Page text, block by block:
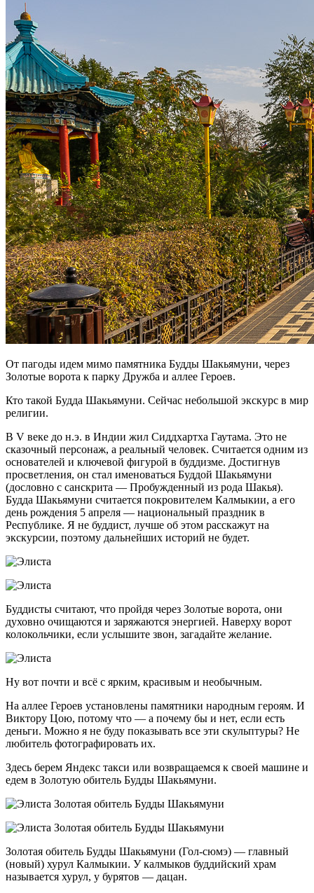
От пагоды идем мимо памятника Будды Шакьямуни, через
Золотые ворота к парку Дружба и аллее Героев.
Кто такой Будда Шакьямуни. Сейчас небольшой экскурс в мир
религии.
В V веке до н.э. в Индии жил Сиддхартха Гаутама. Это не
сказочный персонаж, а реальный человек. Считается одним из
основателей и ключевой фигурой в буддизме. Достигнув
просветления, он стал именоваться Буддой Шакьямуни
(дословно с санскрита — Пробужденный из рода Шакья).
Будда Шакьямуни считается покровителем Калмыкии, а его
день рождения 5 апреля — национальный праздник в
Республике. Я не буддист, лучше об этом расскажут на
экскурсии, поэтому дальнейших историй не будет.
Буддисты считают, что пройдя через Золотые ворота, они
духовно очищаются и заряжаются энергией. Наверху ворот
колокольчики, если услышите звон, загадайте желание.
Ну вот почти и всё с ярким, красивым и необычным.
На аллее Героев установлены памятники народным героям. И
Виктору Цою, потому что — а почему бы и нет, если есть
деньги. Можно я не буду показывать все эти скульптуры? Не
любитель фотографировать их.
Здесь берем Яндекс такси или возвращаемся к своей машине и
едем в Золотую обитель Будды Шакьямуни.
Золотая обитель Будды Шакьямуни (Гол-сюмэ) — главный
(новый) хурул Калмыкии. У калмыков буддийский храм
называется хурул, у бурятов — дацан.